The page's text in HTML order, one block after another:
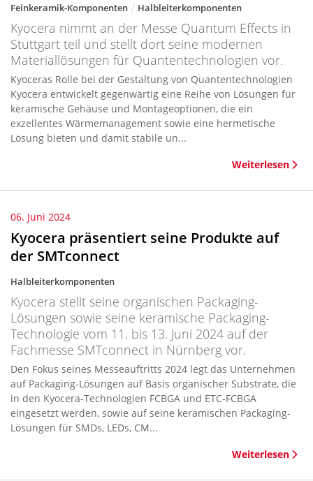
Feinkeramik-Komponenten Halbleiterkomponenten
Kyocera nimmt an der Messe Quantum Effects in
Stuttgart teil und stellt dort seine modernen
Materiallösungen für Quantentechnologien vor.
Kyoceras Rolle bei der Gestaltung von Quantentechnologien
Kyocera entwickelt gegenwärtig eine Reihe von Lösungen für
keramische Gehäuse und Montageoptionen, die ein
exzellentes Wärmemanagement sowie eine hermetische
Lösung bieten und damit stabile un...
Weiterlesen
06. Juni 2024
Kyocera präsentiert seine Produkte auf
der SMTconnect
Halbleiterkomponenten
Kyocera stellt seine organischen Packaging-
Lösungen sowie seine keramische Packaging-
Technologie vom 11. bis 13. Juni 2024 auf der
Fachmesse SMTconnect in Nürnberg vor.
Den Fokus seines Messeauftritts 2024 legt das Unternehmen
auf Packaging-Lösungen auf Basis organischer Substrate, die
in den Kyocera-Technologien FCBGA und ETC-FCBGA
eingesetzt werden, sowie auf seine keramischen Packaging-
Lösungen für SMDs, LEDs, CM...
Weiterlesen